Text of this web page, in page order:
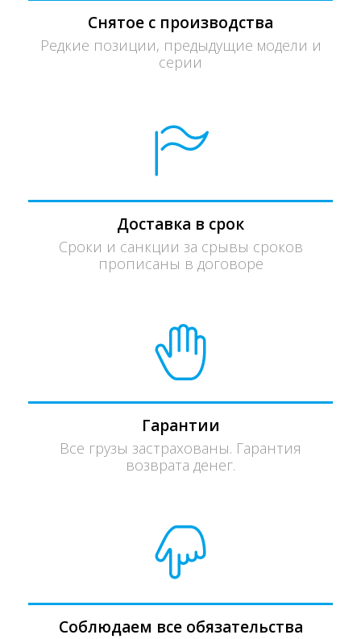
Снятое с производства
Редкие позиции, предыдущие модели и
серии
Доставка в срок
Сроки и санкции за срывы сроков
прописаны в договоре
Гарантии
Все грузы застрахованы. Гарантия
возврата денег.
Соблюдаем все обязательства